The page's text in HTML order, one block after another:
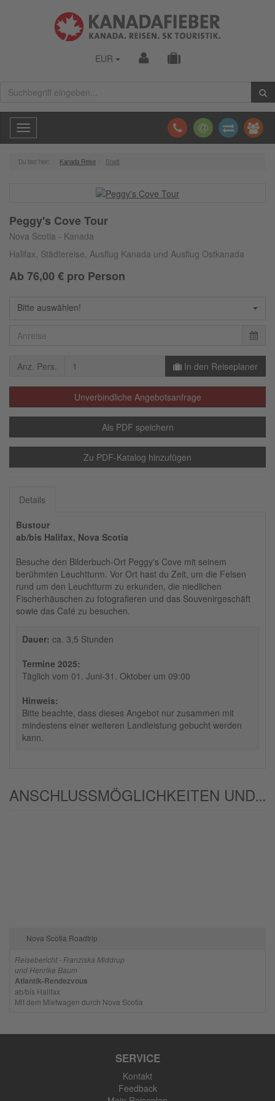
EUR
Toggle
navigation
Du bist hier: Kanada Reise Stadt
Peggy's Cove Tour
Nova Scotia - Kanada
Halifax, Städtereise, Ausflug Kanada und Ausflug Ostkanada
Ab 76,00 € pro Person
Bitte auswählen!
Anz. Pers. In den Reiseplaner
Unverbindliche Angebotsanfrage
Als PDF speichern
Zu PDF-Katalog hinzufügen
Details
Bustour
ab/bis Halifax, Nova Scotia
Besuche den Bilderbuch-Ort Peggy's Cove mit seinem
berühmten Leuchtturm. Vor Ort hast du Zeit, um die Felsen
rund um den Leuchtturm zu erkunden, die niedlichen
Fischerhäuschen zu fotografieren und das Souvenirgeschäft
sowie das Café zu besuchen.
Dauer: ca. 3,5 Stunden
Termine 2025:
Täglich vom 01. Juni-31. Oktober um 09:00
Hinweis:
Bitte beachte, dass dieses Angebot nur zusammen mit
mindestens einer weiteren Landleistung gebucht werden
kann.
ANSCHLUSSMÖGLICHKEITEN UND/ODER ALTERNATIVEN:
Nova Scotia Roadtrip
Reisebericht - Franziska Middrup
und Henrike Baum
Atlantik-Rendezvous
ab/bis Halifax
Mit dem Mietwagen durch Nova Scotia
SERVICE
Kontakt
Feedback